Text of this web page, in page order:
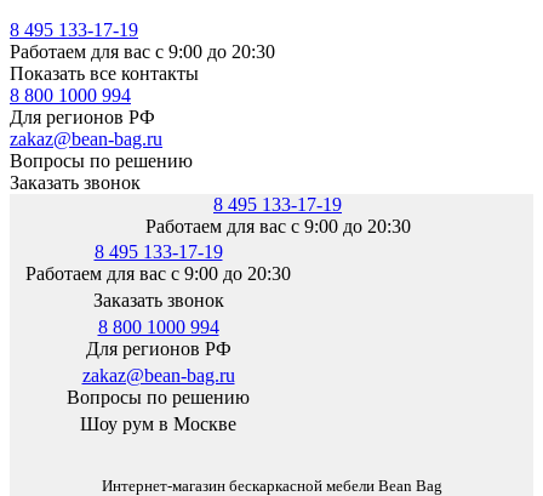
8 495 133-17-19
Работаем для вас с 9:00 до 20:30
Показать все контакты
8 800 1000 994
Для регионов РФ
zakaz@bean-bag.ru
Вопросы по решению
Заказать звонок
8 495 133-17-19
Работаем для вас с 9:00 до 20:30
8 495 133-17-19
Работаем для вас с 9:00 до 20:30
Заказать звонок
8 800 1000 994
Для регионов РФ
zakaz@bean-bag.ru
Вопросы по решению
Шоу рум в Москве
Интернет-магазин бескаркасной мебели Bean Bag